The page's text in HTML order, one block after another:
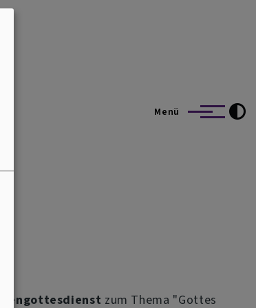
Menü
zum Thema "Gottes